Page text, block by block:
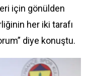
için gönülden
her iki tarafı
diye konuştu.